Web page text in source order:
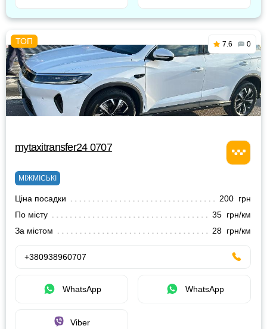
7.6 0
mytaxitransfer24 0707
МІЖМІСЬКІ
Ціна посадки
200 грн
По місту
35 грн/км
За містом
28 грн/км
+380938960707
WhatsApp WhatsApp
Viber